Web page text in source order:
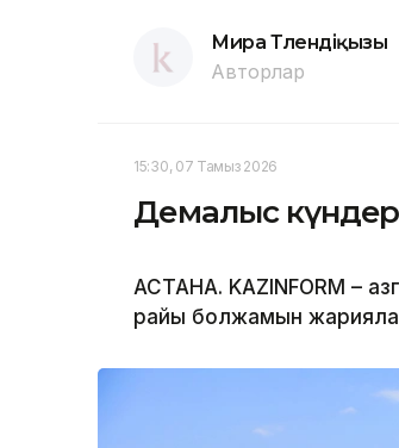
Мира Төлендіқызы
Авторлар
15:30, 07 Тамыз 2026
Демалыс
АСТАНА. KAZINFORM –
райы болжамын